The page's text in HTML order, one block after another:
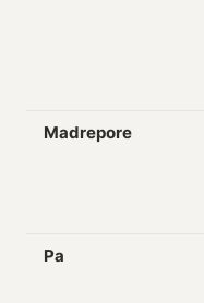
Madrepore
Pa